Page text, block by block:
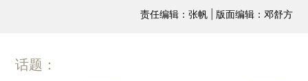
责任编辑：张帆 | 版面编辑：邓舒方
话题：